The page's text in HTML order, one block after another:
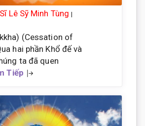
Lê Sỹ Minh Tùng |
(Cessation of
hai phần Khổ đế và
ta đã quen
Tiếp